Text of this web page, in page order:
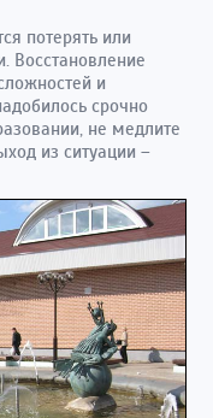
потерять или
Восстановление
и
срочно
не медлите
из ситуации –